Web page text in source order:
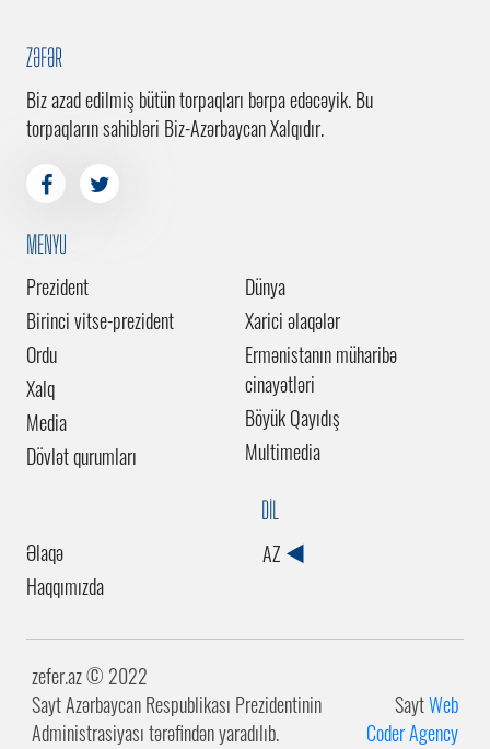
ZƏFƏR
Biz azad edilmiş bütün torpaqları bərpa edəcəyik. Bu
torpaqların sahibləri Biz-Azərbaycan Xalqıdır.
MENYU
Prezident
Birinci vitse-prezident
Ordu
Xalq
Media
Dövlət qurumları
Dünya
Xarici əlaqələr
Ermənistanın müharibə
cinayətləri
Böyük Qayıdış
Multimedia
Əlaqə
Haqqımızda
DİL
AZ
zefer.az ©️ 2022
Sayt Azərbaycan Respublikası Prezidentinin
Administrasiyası tərəfindən yaradılıb.
SaytWeb
Coder Agency